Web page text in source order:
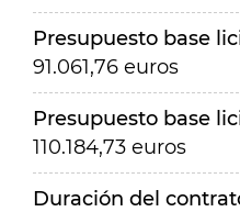
Presupuesto base
91.061,76 euros
Presupuesto base
110.184,73 euros
Duración del